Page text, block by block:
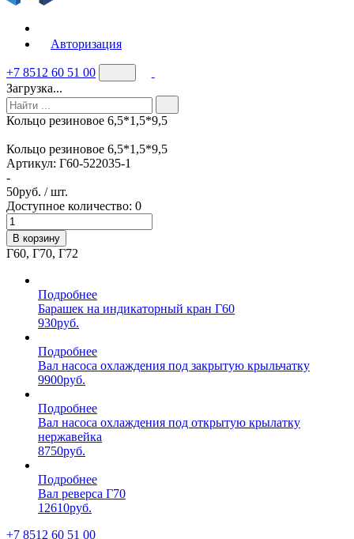
Авторизация
+7 8512 60 51 00
Загрузка...
Кольцо резиновое 6,5*1,5*9,5
Кольцо резиновое 6,5*1,5*9,5
Артикул: Г60-522035-1
-
50руб. / шт.
Доступное количество: 0
В корзину
Г60, Г70, Г72
Подробнее
Барашек на индикаторный кран Г60
930руб.
Подробнее
Вал насоса охлаждения под закрытую крыльчатку
9900руб.
Подробнее
Вал насоса охлаждения под открытую крылатку
нержавейка
8750руб.
Подробнее
Вал реверса Г70
12610руб.
+7 8512 60 51 00